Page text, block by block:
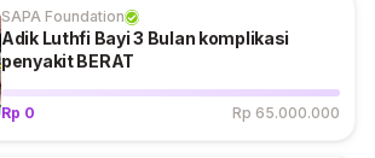
SAPA Foundation
Adik Luthfi Bayi 3 Bulan komplikasi
penyakit BERAT
Rp 0 Rp 65.000.000